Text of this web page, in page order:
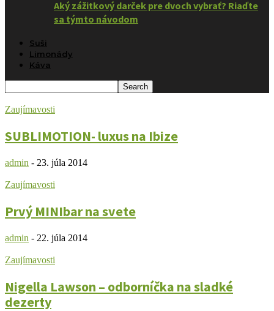
Aký zážitkový darček pre dvoch vybrať? Riaďte
sa týmto návodom
Suši
Limonády
Káva
Zaujímavosti
SUBLIMOTION- luxus na Ibize
admin - 23. júla 2014
Zaujímavosti
Prvý MINIbar na svete
admin - 22. júla 2014
Zaujímavosti
Nigella Lawson – odborníčka na sladké
dezerty